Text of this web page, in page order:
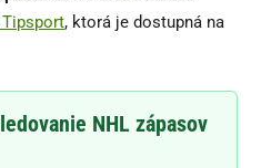
, ktorá je dostupná na
NHL zápasov